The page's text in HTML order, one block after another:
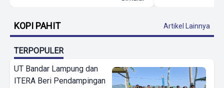
KOPI PAHIT Artikel Lainnya
TERPOPULER
UT Bandar Lampung dan
ITERA Beri Pendampingan